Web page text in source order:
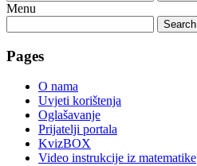
Menu
Search
Pages
O nama
Uvjeti korištenja
Oglašavanje
Prijatelji portala
KvizBOX
Video instrukcije iz matematike